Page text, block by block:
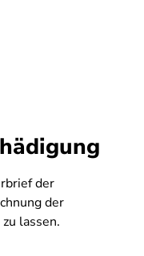
der
der
lassen.